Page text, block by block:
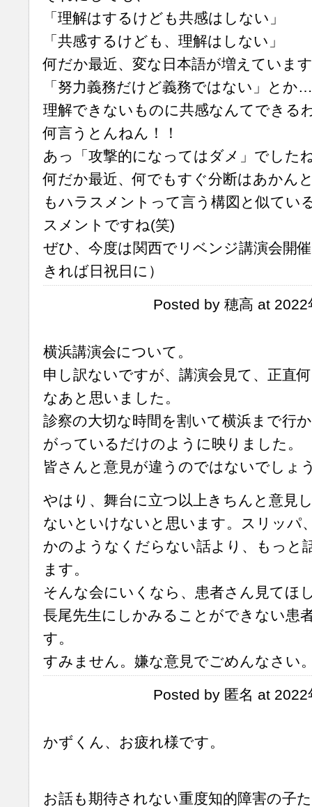
「理解はするけども共感はしない」
「共感するけども、理解はしない」
何だか最近、変な日本語が増えていま
「努力義務だけど義務ではない」とか…
理解できないものに共感なんてできる
何言うとんねん！！
あっ「攻撃的になってはダメ」でした
何だか最近、何でもすぐ分断はあかん
もハラスメントって言う構図と似てい
スメントですね(笑)
ぜひ、今度は関西でリベンジ講演会開
きれば日祝日に）
Posted by 穂高 at
横浜講演会について。
申し訳ないですが、講演会見て、正直
なあと思いました。
診察の大切な時間を割いて横浜まで行
がっているだけのように映りました。
皆さんと意見が違うのではないでしょ
やはり、舞台に立つ以上きちんと意見
ないといけないと思います。スリッパ
かのようなくだらない話より、もっと
ます。
そんな会にいくなら、患者さん見てほ
長尾先生にしかみることができない患
す。
すみません。嫌な意見でごめんなさい
Posted by 匿名 at
かずくん、お疲れ様です。
お話も期待されない重度知的障害の子